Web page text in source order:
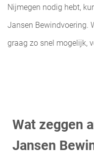
Nijmegen nodig hebt,
Jansen Bewindvoering.
graag zo snel mogelijk,
Wat zeggen
Jansen